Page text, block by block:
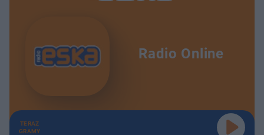
Radio Online
TERAZ
GRAMY